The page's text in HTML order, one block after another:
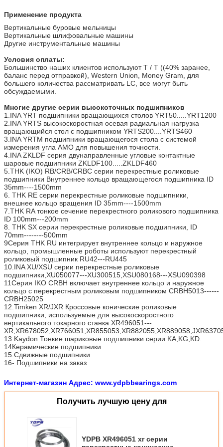
Применение продукта
Вертикальные буровые мельницы
Вертикальные шлифовальные машины
Другие инструментальные машины
Условия оплаты:
Большинство наших клиентов используют T / T ((40% заранее,
баланс перед отправкой), Western Union, Money Gram, для
большего количества рассматривать LC, все могут быть
обсуждаемыми.
Многие другие серии высокоточных подшипников
1.INA YRT подшипники вращающихся столов YRT50.....YRT1200
2.INA YRTS высокоскоростная осевая радиальная нагрузка
вращающийся стол с подшипником YRTS200....YRTS460
3.INA YRTM подшипники вращающегося стола с системой
измерения угла AMO для повышения точности.
4.INA ZKLDF серия двунаправленные угловые контактные
шаровые подшипники ZKLDF100.....ZKLDF460
5.THK (IKO) RB/CRB/CRBC серии перекрестные роликовые
подшипники Внутреннее кольцо вращающегося подшипника ID
35mm----1500mm
6. THK RE серии перекрестные роликовые подшипники,
внешнее кольцо вращения ID 35mm----1500mm
7.THK RA тонкое сечение перекрестного роликового подшипника
ID 100mm---200mm
8. THK SX серии перекрестные роликовые подшипники, ID
70mm--------500mm
9Серия THK RU интегрирует внутреннее кольцо и наружное
кольцо, промышленные роботы используют перекрестный
роликовый подшипник RU42---RU445
10.INA XU/XSU серии перекрестные роликовые
подшипники,XU050077---XU300515,XSU080168---XSU090398
11Серия IKO CRBH включает внутреннее кольцо и наружное
кольцо с перекрестным роликовым подшипником CRBH5013------
CRBH25025
12.Timken XR/JXR Кроссовые конические роликовые
подшипники, используемые для высокоскоростного
вертикального токарного станка XR496051---
13.Kaydon Тонкие шариковые подшипники серии KA,KG,KD.
14Керамические подшипники
15.Сдвижные подшипники
16- Подшипники на заказ
Интернет-магазин Адрес: www.ydpbbearings.com
Получить лучшую цену для
YDPB XR496051 xr серии